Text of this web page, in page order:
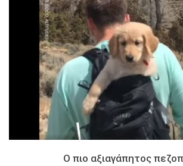
Ο πιο αξιαγάπητος